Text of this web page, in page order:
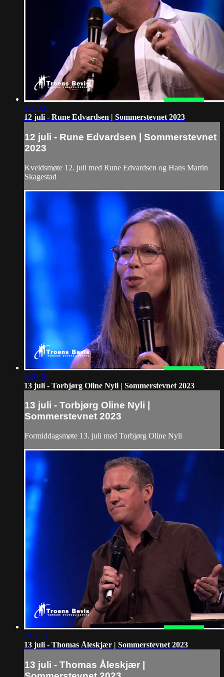
1:37:08
12 juli - Rune Edvardsen | Sommerstevnet 2023
12 juli - Rune Edvardsen | Sommerstevnet
2023
Kveldsmøte 12. juli med Rune Edvardsen og Hans Martin
Skagestad
1:20:10
13 juli - Torbjørg Oline Nyli | Sommerstevnet 2023
13 juli - Torbjørg Oline Nyli |
Sommerstevnet 2023
Formiddagsmøte 13. juli med Torbjørg Oline Nyli
2:02:31
13 juli - Thomas Åleskjær | Sommerstevnet 2023
13 juli - Thomas Åleskjær |